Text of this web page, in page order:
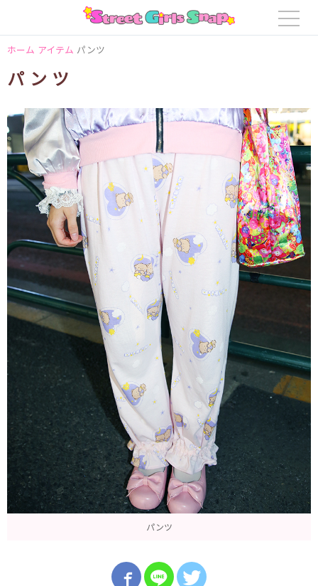
ホーム アイテム パンツ
パンツ
パンツ